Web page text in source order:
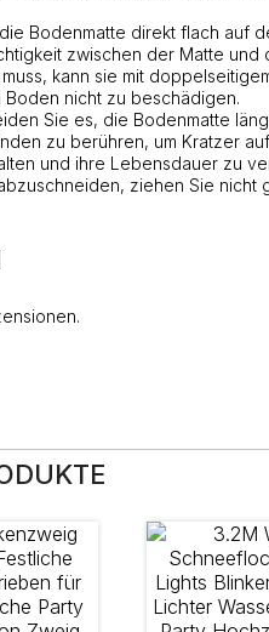
Bodenmatte direkt flach auf
zwischen der Matte
kann sie mit
nicht zu beschädigen.
Sie es, die Bodenmatte
zu berühren, um Kratzer
und ihre Lebensdauer zu
ziehen Sie nicht